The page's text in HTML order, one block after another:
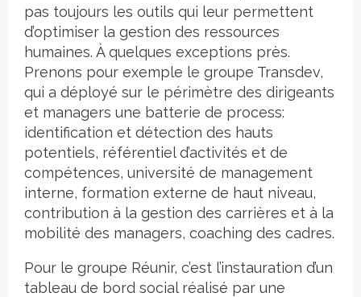
pas toujours les outils qui leur permettent
d’optimiser la gestion des ressources
humaines. À quelques exceptions près.
Prenons pour exemple le groupe Transdev,
qui a déployé sur le périmètre des dirigeants
et managers une batterie de process:
identification et détection des hauts
potentiels, référentiel d’activités et de
compétences, université de management
interne, formation externe de haut niveau,
contribution à la gestion des carrières et à la
mobilité des managers, coaching des cadres.
Pour le groupe Réunir, c’est l’instauration d’un
tableau de bord social réalisé par une